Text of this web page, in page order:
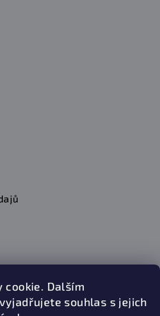
cookie. Dalším
souhlas s jejich